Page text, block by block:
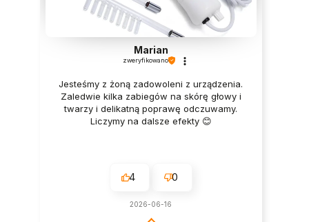
Marian
zweryfikowano
Jesteśmy z żoną zadowoleni z urządzenia.
Zaledwie kilka zabiegów na skórę głowy i
twarzy i delikatną poprawę odczuwamy.
Liczymy na dalsze efekty 😊
4 0
2026-06-16